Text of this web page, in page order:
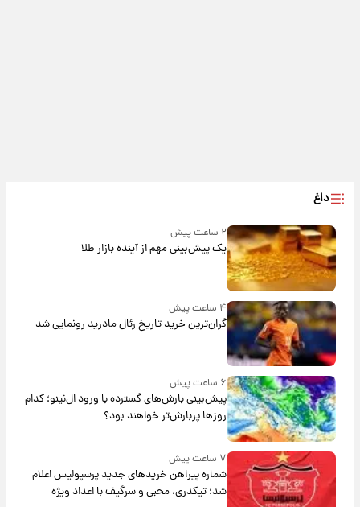
داغ
۲ ساعت پیش
یک پیش‌بینی مهم از آینده بازار طلا
۴ ساعت پیش
گران‌ترین خرید تاریخ رئال مادرید رونمایی شد
۶ ساعت پیش
پیش‌بینی بارش‌های گسترده با ورود ال‌نینو؛ کدام
روزها پربارش‌تر خواهند بود؟
۷ ساعت پیش
شماره پیراهن خریدهای جدید پرسپولیس اعلام
شد؛ تیکدری، محبی و سرگیف با اعداد ویژه